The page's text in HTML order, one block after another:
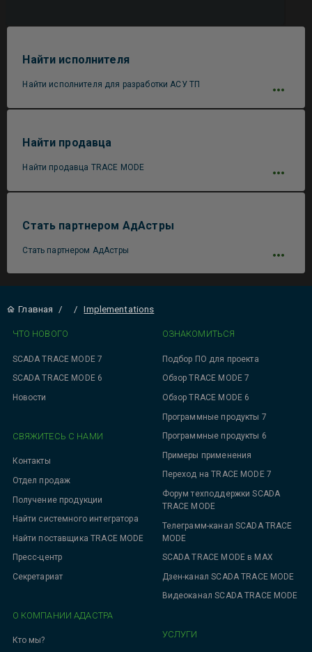
Найти исполнителя
Найти исполнителя для разработки АСУ ТП
Найти продавца
Найти продавца TRACE MODE
Стать партнером АдАстры
Стать партнером АдАстры
Главная / / Implementations
ЧТО НОВОГО
SCADA TRACE MODE 7
SCADA TRACE MODE 6
Новости
ОЗНАКОМИТЬСЯ
Подбор ПО для проекта
Обзор TRACE MODE 7
Обзор TRACE MODE 6
Программные продукты 7
Программные продукты 6
Примеры применения
Переход на TRACE MODE 7
Форум техподдержки SCADA
TRACE MODE
Телеграмм-канал SCADA TRACE
MODE
SCADA TRACE MODE в MAX
Дзен-канал SCADA TRACE MODE
Видеоканал SCADA TRACE MODE
УСЛУГИ
СВЯЖИТЕСЬ С НАМИ
Контакты
Отдел продаж
Получение продукции
Найти системного интегратора
Найти поставщика TRACE MODE
Пресс-центр
Секретариат
О КОМПАНИИ АДАСТРА
Кто мы?